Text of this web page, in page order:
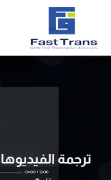
ترجمة